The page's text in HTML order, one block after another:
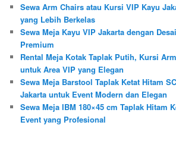
Sewa Arm Chairs atau Kursi VIP Kayu
yang Lebih Berkelas
Sewa Meja Kayu VIP Jakarta dengan
Premium
Rental Meja Kotak Taplak Putih, Kursi
untuk Area VIP yang Elegan
Sewa Meja Barstool Taplak Ketat Hitam
Jakarta untuk Event Modern dan Elegan
Sewa Meja IBM 180×45 cm Taplak Hitam
Event yang Profesional